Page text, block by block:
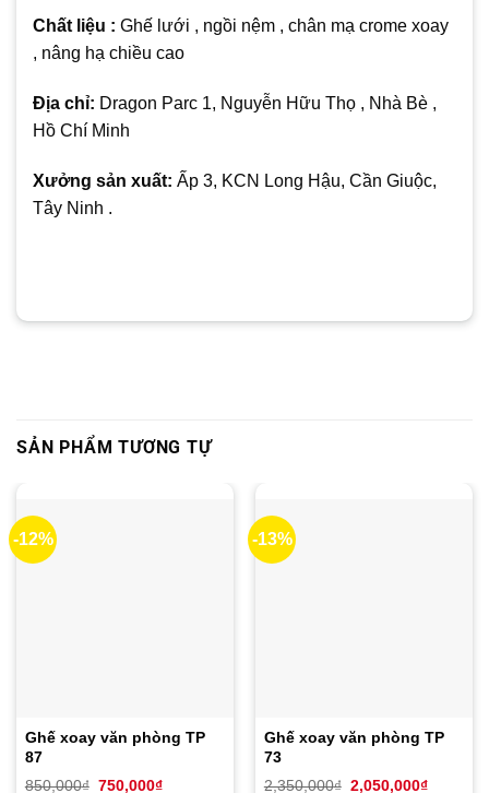
Chất liệu : Ghế lưới , ngồi nệm , chân mạ crome xoay
, nâng hạ chiều cao
Địa chỉ: Dragon Parc 1, Nguyễn Hữu Thọ , Nhà Bè ,
Hồ Chí Minh
Xưởng sản xuất: Ấp 3, KCN Long Hậu, Cần Giuộc,
Tây Ninh .
SẢN PHẨM TƯƠNG TỰ
-12%
Ghế xoay văn phòng TP
87
850,000₫ Giá
750,000₫Giá
-13%
Ghế xoay văn phòng TP
73
2,350,000₫ Giá
2,050,000₫Giá